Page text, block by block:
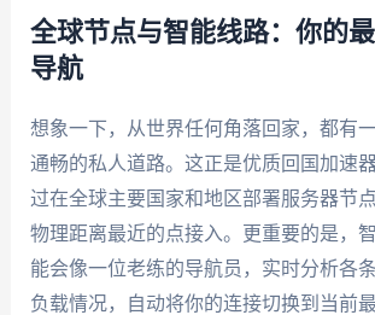
全球节点与智能线路：你的
导航
想象一下，从世界任何角落回家，都有
通畅的私人道路。这正是优质回国加速
过在全球主要国家和地区部署服务器节
物理距离最近的点接入。更重要的是，
能会像一位老练的导航员，实时分析各
负载情况，自动将你的连接切换到当前